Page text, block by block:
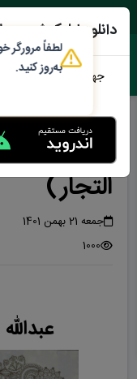
شهردار سابق
شهردار
التجار)
جمعه 21 بهمن 1401
1000
دانلود اپلیکیشن
جهت دانلود نرم افزار
به‌روز کنید.